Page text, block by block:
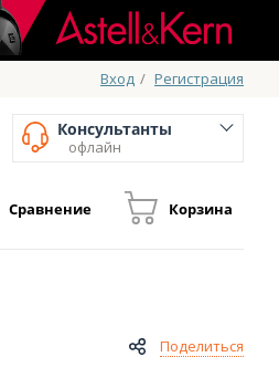
Вход / Регистрация
Консультанты
офлайн
Сравнение Корзина
Поделиться